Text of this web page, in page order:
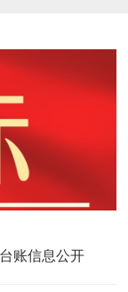
账信息公开